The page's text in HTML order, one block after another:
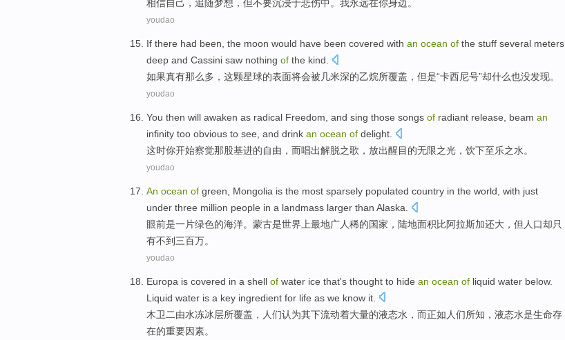
相信自己 ， 追随梦想 ， 但不要沉浸于悲伤中。 我永远在你身边。
youdao
If there had been, the moon would have been covered with an ocean of the stuff several meters
deep and Cassini saw nothing of the kind.
如果真有那么多， 这颗星球的表面将会被 几米深的乙烷所覆盖 ，但是“卡西尼号”却什么也没发现。
youdao
You then will awaken as radical Freedom and sing those songs of radiant release , beam an
infinity too obvious to see, and drink an ocean of delight.
这时你开始察觉那股基进的自由 ， 而唱出解脱之歌 ， 放出醒目 的无限之光， 饮下至乐之水。
youdao
An ocean of green Mongolia is the most sparsely populated country in the world , with just
under three million people in a landmass larger than Alaska
眼前是一片绿色的海洋。 蒙古是世界上最地广人稀的国家 ， 陆地面积比阿拉斯加还大 ，但人口却只
有不到 三百万。
youdao
Europa is covered in a shell of water ice that's thought to hide an ocean of liquid water below.
Liquid water is a key ingredient for life as we know it.
木卫二由水冻冰层所覆盖 ， 人们认为其下流动着大量的液态水 ，而正如 人们所知 ，液态水是生命存
在的重要因素。